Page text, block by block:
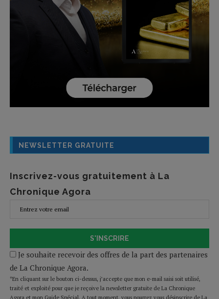
NEWSLETTER GRATUITE
Inscrivez-vous gratuitement à La
Chronique Agora
S'INSCRIRE
Je souhaite recevoir des offres de la part des partenaires
de La Chronique Agora.
*En cliquant sur le bouton ci-dessus, j’accepte que mon e-mail saisi soit utilisé,
traité et exploité pour que je reçoive la newsletter gratuite de La Chronique
Agora et mon Guide Spécial. A tout moment, vous pourrez vous désinscrire de La